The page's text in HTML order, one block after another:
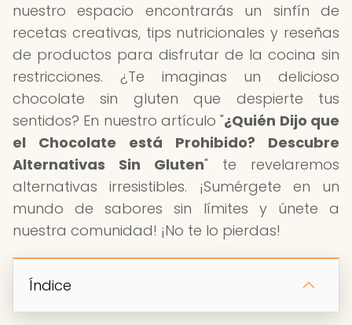
nuestro espacio encontrarás un sinfín de
recetas creativas, tips nutricionales y reseñas
de productos para disfrutar de la cocina sin
restricciones. ¿Te imaginas un delicioso
chocolate sin gluten que despierte tus
sentidos? En nuestro artículo "¿Quién Dijo que
el Chocolate está Prohibido? Descubre
Alternativas Sin Gluten" te revelaremos
alternativas irresistibles. ¡Sumérgete en un
mundo de sabores sin límites y únete a
nuestra comunidad! ¡No te lo pierdas!
Índice